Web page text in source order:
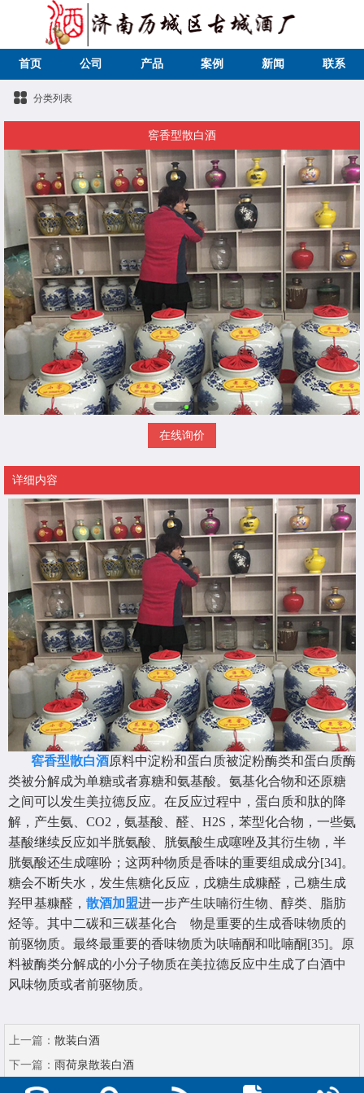
首页 公司 产品 案例 新闻 联系
分类列表
窖香型散白酒
在线询价
详细内容
窖香型散白酒原料中淀粉和蛋白质被淀粉酶类和蛋白质酶
类被分解成为单糖或者寡糖和氨基酸。氨基化合物和还原糖
之间可以发生美拉德反应。在反应过程中，蛋白质和肽的降
解，产生氨、CO2，氨基酸、醛、H2S，苯型化合物，一些氨
基酸继续反应如半胱氨酸、胱氨酸生成噻唑及其衍生物，半
胱氨酸还生成噻吩；这两种物质是香味的重要组成成分[34]。
糖会不断失水，发生焦糖化反应，戊糖生成糠醛，己糖生成
羟甲基糠醛， 散酒加盟进一步产生呋喃衍生物、醇类、脂肪
烃等。其中二碳和三碳基化合 物是重要的生成香味物质的
前驱物质。最终最重要的香味物质为呋喃酮和吡喃酮[35]。原
料被酶类分解成的小分子物质在美拉德反应中生成了白酒中
风味物质或者前驱物质。
上一篇： 散装白酒
下一篇： 雨荷泉散装白酒